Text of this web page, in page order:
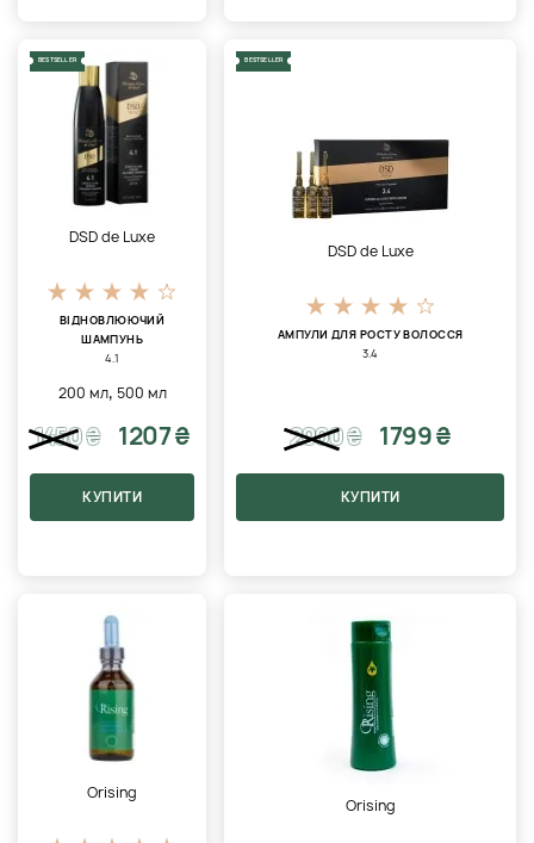
BESTSELLER
DSD de Luxe
ВІДНОВЛЮЮЧИЙ
ШАМПУНЬ
4.1
200 мл, 500 мл
1450₴ 1207 ₴
КУПИТИ
BESTSELLER
DSD de Luxe
АМПУЛИ ДЛЯ РОСТУ ВОЛОССЯ
3.4
2000₴ 1799 ₴
КУПИТИ
Orising
Orising